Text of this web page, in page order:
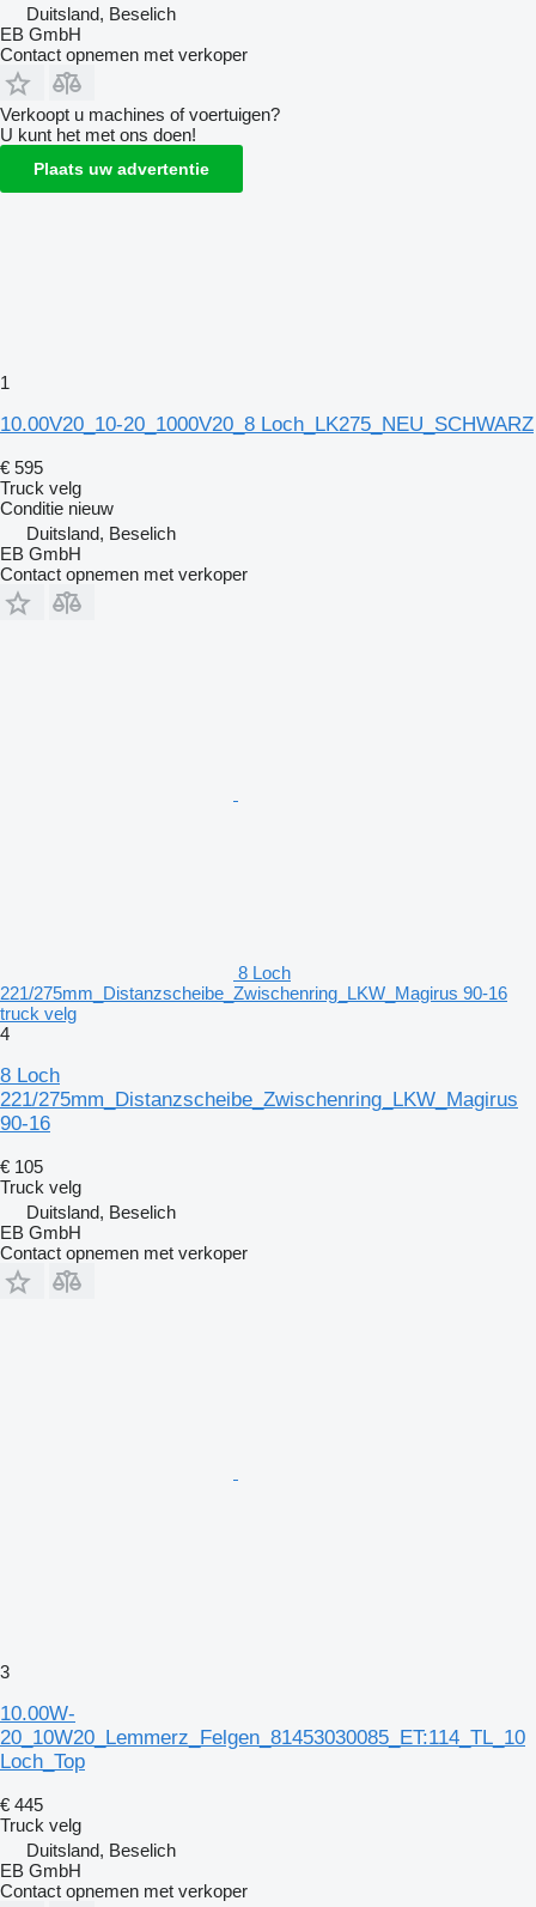
Duitsland, Beselich
EB GmbH
Contact opnemen met verkoper
Verkoopt u machines of voertuigen?
U kunt het met ons doen!
Plaats uw advertentie
1
10.00V20_10-20_1000V20_8 Loch_LK275_NEU_SCHWARZ
€ 595
Truck velg
Conditie nieuw
Duitsland, Beselich
EB GmbH
Contact opnemen met verkoper
8 Loch
221/275mm_Distanzscheibe_Zwischenring_LKW_Magirus 90-16
truck velg
4
8 Loch
221/275mm_Distanzscheibe_Zwischenring_LKW_Magirus
90-16
€ 105
Truck velg
Duitsland, Beselich
EB GmbH
Contact opnemen met verkoper
3
10.00W-
20_10W20_Lemmerz_Felgen_81453030085_ET:114_TL_10
Loch_Top
€ 445
Truck velg
Duitsland, Beselich
EB GmbH
Contact opnemen met verkoper